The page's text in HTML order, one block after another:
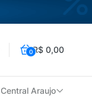
0R$ 0,00
Central Araujo